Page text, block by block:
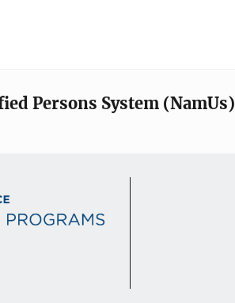
Persons System (NamUs)